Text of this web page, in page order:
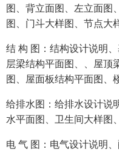
图、背立面图、左立面图
图、门斗大样图、节点大
结 构 图：结构设计说明
层梁结构平面图、、屋顶
图、屋面板结构平面图、
给排水图：给排水设计说
水平面图、卫生间大样图
电 气 图：电气设计说明